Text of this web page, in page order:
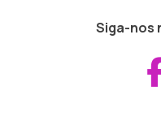
Siga-nos